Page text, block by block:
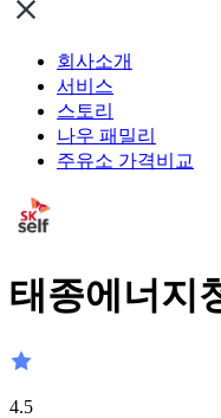
회사소개
서비스
스토리
나우 패밀리
주유소 가격비교
태종에너지
4.5